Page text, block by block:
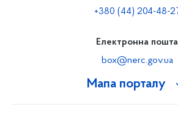
Мапа порталу
+380 (44) 204-48-
Електронна пошта
box@nerc.gov.ua